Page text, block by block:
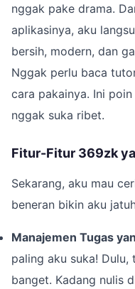
nggak pake drama.
aplikasinya, aku
bersih, modern, dan
Nggak perlu baca
cara pakainya. Ini
nggak suka ribet.
Fitur-Fitur 369zk
Sekarang, aku mau
beneran bikin aku
Manajemen Tugas
paling aku suka!
banget. Kadang nulis